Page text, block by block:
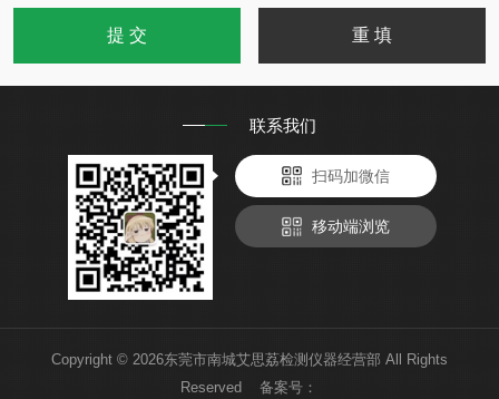
联系我们
扫码加微信
移动端浏览
Copyright © 2026东莞市南城艾思荔检测仪器经营部 All Rights
Reserved 备案号：